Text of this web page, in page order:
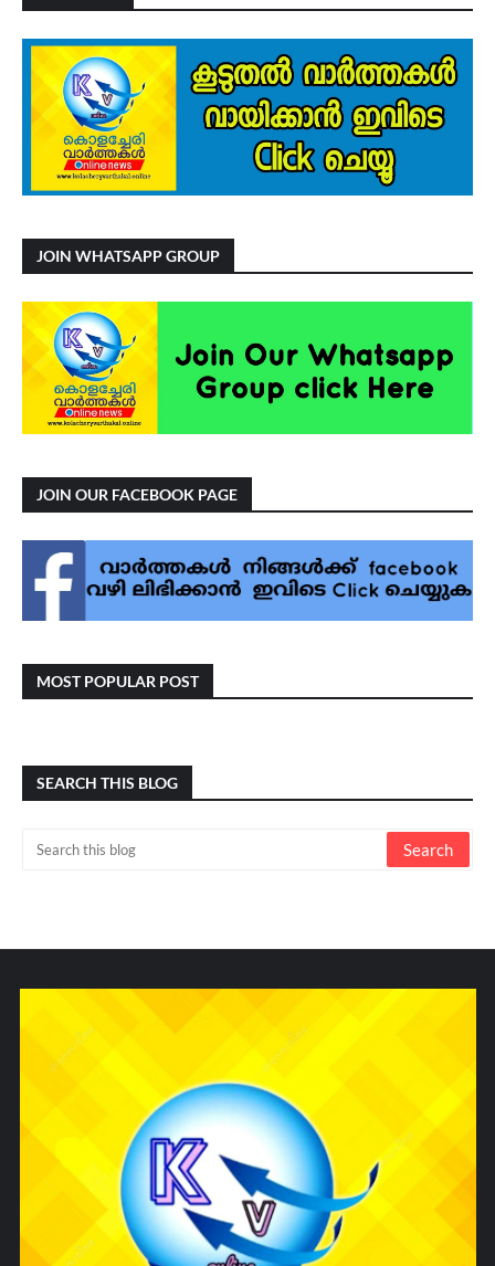
JOIN WHATSAPP GROUP
JOIN OUR FACEBOOK PAGE
MOST POPULAR POST
SEARCH THIS BLOG